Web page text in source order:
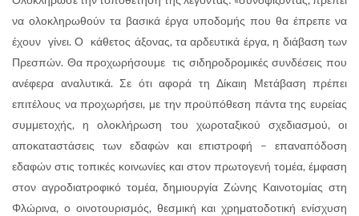
να ολοκληρωθούν τα βασικά έργα υποδομής που θα έπρεπε να
έχουν γίνει. Ο κάθετος άξονας, τα αρδευτικά έργα, η διάβαση των
Πρεσπών. Θα προχωρήσουμε τις σιδηροδρομικές συνδέσεις που
ανέφερα αναλυτικά. Σε ότι αφορά τη Δίκαιη Μετάβαση πρέπει
επιτέλους να προχωρήσει, με την προϋπόθεση πάντα της ευρείας
συμμετοχής, η ολοκλήρωση του χωροταξικού σχεδιασμού, οι
αποκαταστάσεις των εδαφών και επιστροφή – επαναπόδοση
εδαφών στις τοπικές κοινωνίες και στον πρωτογενή τομέα, έμφαση
στον αγροδιατροφικό τομέα, δημιουργία Ζώνης Καινοτομίας στη
Φλώρινα, ο οινοτουρισμός, θεσμική και χρηματοδοτική ενίσχυση